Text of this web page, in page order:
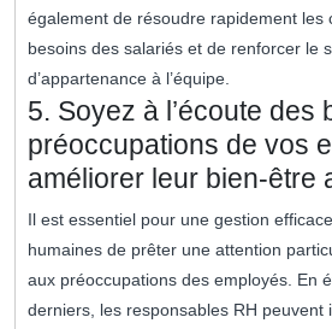
également de résoudre rapidement les
besoins des salariés et de renforcer le
d’appartenance à l’équipe.
5. Soyez à l’écoute des
préoccupations de vos
améliorer leur bien-être
Il est essentiel pour une gestion
humaines de prêter une attention
aux préoccupations des employés. En
derniers, les responsables RH peuvent